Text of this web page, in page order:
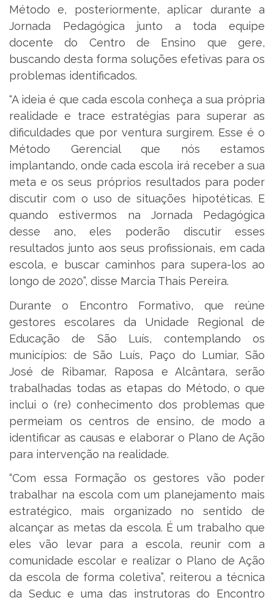
Método e, posteriormente, aplicar durante a
Jornada Pedagógica junto a toda equipe
docente do Centro de Ensino que gere,
buscando desta forma soluções efetivas para os
problemas identificados.
“A ideia é que cada escola conheça a sua própria
realidade e trace estratégias para superar as
dificuldades que por ventura surgirem. Esse é o
Método Gerencial que nós estamos
implantando, onde cada escola irá receber a sua
meta e os seus próprios resultados para poder
discutir com o uso de situações hipotéticas. E
quando estivermos na Jornada Pedagógica
desse ano, eles poderão discutir esses
resultados junto aos seus profissionais, em cada
escola, e buscar caminhos para supera-los ao
longo de 2020”, disse Marcia Thais Pereira.
Durante o Encontro Formativo, que reúne
gestores escolares da Unidade Regional de
Educação de São Luís, contemplando os
municípios: de São Luís, Paço do Lumiar, São
José de Ribamar, Raposa e Alcântara, serão
trabalhadas todas as etapas do Método, o que
inclui o (re) conhecimento dos problemas que
permeiam os centros de ensino, de modo a
identificar as causas e elaborar o Plano de Ação
para intervenção na realidade.
“Com essa Formação os gestores vão poder
trabalhar na escola com um planejamento mais
estratégico, mais organizado no sentido de
alcançar as metas da escola. É um trabalho que
eles vão levar para a escola, reunir com a
comunidade escolar e realizar o Plano de Ação
da escola de forma coletiva”, reiterou a técnica
da Seduc e uma das instrutoras do Encontro